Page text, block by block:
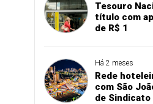
Tesouro
título com
de R$ 1
Há 2 meses
Rede
com São
de